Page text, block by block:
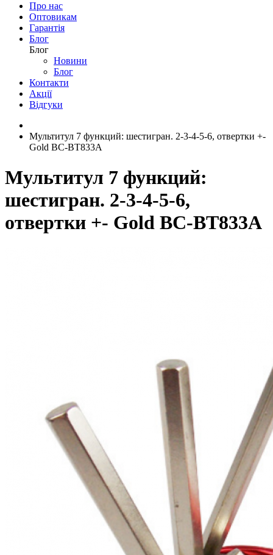
Про нас
Оптовикам
Гарантія
Блог
Блог
Новини
Блог
Контакти
Акції
Відгуки
Мультитул 7 функций: шестигран. 2-3-4-5-6, отвертки +-
Gold BC-BT833A
Мультитул 7 функций:
шестигран. 2-3-4-5-6,
отвертки +- Gold BC-BT833A